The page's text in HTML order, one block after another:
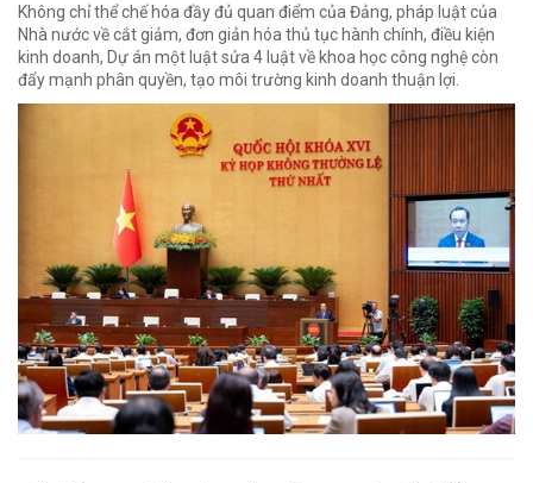
Không chỉ thể chế hóa đầy đủ quan điểm của Đảng, pháp luật của
Nhà nước về cắt giảm, đơn giản hóa thủ tục hành chính, điều kiện
kinh doanh, Dự án một luật sửa 4 luật về khoa học công nghệ còn
đẩy mạnh phân quyền, tạo môi trường kinh doanh thuận lợi.